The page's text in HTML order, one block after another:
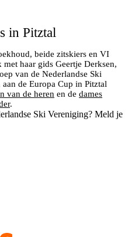
in Pitztal
beide zitskiers en VI
haar gids Geertje Derksen,
van de Nederlandse Ski
de Europa Cup in Pitztal
van de heren en de dames
.
Ski Vereniging? Meld je